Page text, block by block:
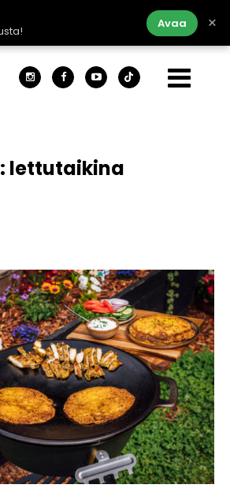
Avaa ×
lettutaikina